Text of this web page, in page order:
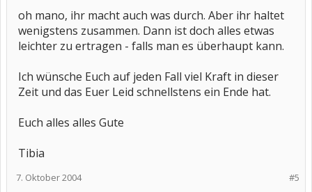
oh mano, ihr macht auch was durch. Aber ihr haltet
wenigstens zusammen. Dann ist doch alles etwas
leichter zu ertragen - falls man es überhaupt kann.
Ich wünsche Euch auf jeden Fall viel Kraft in dieser
Zeit und das Euer Leid schnellstens ein Ende hat.
Euch alles alles Gute
Tibia
#5
7. Oktober 2004